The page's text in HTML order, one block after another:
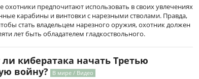
охотники предпочитают использовать в своих увлечениях
карабины и винтовки с нарезными стволами. Правда,
стать владельцем нарезного оружия, охотник должен
лет быть обладателем гладкоствольного.
кибератака начать Третью
войну?
В мире / Видео